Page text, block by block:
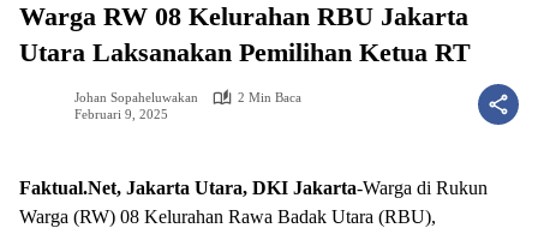
Warga RW 08 Kelurahan RBU Jakarta
Utara Laksanakan Pemilihan Ketua RT
Johan Sopaheluwakan
2 Min Baca
Februari 9, 2025
Faktual.Net, Jakarta Utara, DKI Jakarta-Warga di Rukun
Warga (RW) 08 Kelurahan Rawa Badak Utara (RBU),